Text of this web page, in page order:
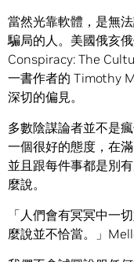
當然光靠軟體，是無
騙局的人。美國俄亥
Conspiracy: The
一書作者的 Timothy
深切的偏見。
多數陰謀論者並不是
一個很好的態度，在
並且跟每件事都是別
麼說。
「人們會有冥冥中一
麼說並不恰當。」